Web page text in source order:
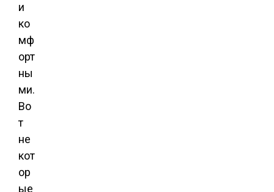
и
ко
мф
орт
ны
ми.
Во
т
не
кот
ор
ые